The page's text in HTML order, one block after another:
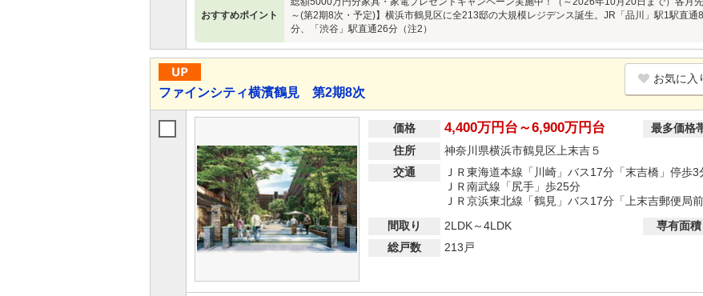
おすすめポイント
～(第2期8次・予定)】横浜市鶴見区に全213邸の大規模レジデンス誕生。JR「品川」駅1駅直
分、「渋谷」駅直通26分（注2）
ファインシティ横濱鶴見 第2期8次
お気に入
価格 4,400万円台～6,900万円台 最多価格
住所
神奈川県横浜市鶴見区上末吉５
交通
ＪＲ東海道本線「川崎」バス17分「末吉橋」停歩3
ＪＲ南武線「尻手」歩25分
ＪＲ京浜東北線「鶴見」バス17分「上末吉郵便局
間取り
2LDK～4LDK 専有面積
総戸数 213戸